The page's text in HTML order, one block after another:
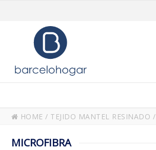
HOME / TEJIDO MANTEL RESINADO /
MICROFIBRA